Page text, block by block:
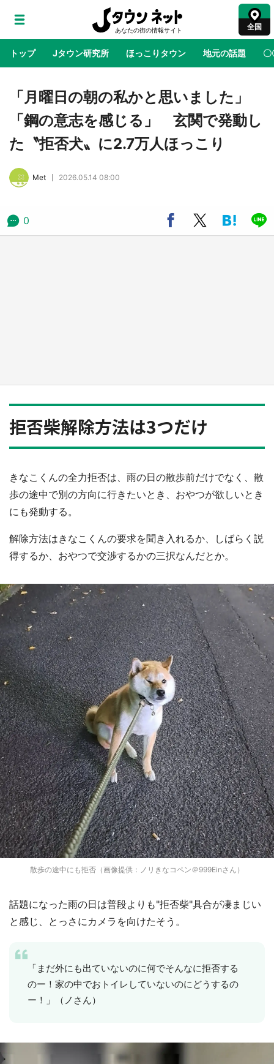
全国
トップ Jタウン研究所 ほっこりタウン 地元の話題 〇
地域×二次元 絶景 あの時はありがとう 物語がはじ
アニメ『はたらく細胞』と神奈川県の3度目コ
ラボ 作品の世界観通じて「小児がん」学べる
「月曜日の朝の私かと思いました」
「鋼の意志を感じる」 玄関で発動し
た〝拒否犬〟に2.7万人ほっこり
Met 2026.05.14 08:00
0
拒否柴解除方法は3つだけ
きなこくんの全力拒否は、雨の日の散歩前だけでなく、散
歩の途中で別の方向に行きたいとき、おやつが欲しいとき
にも発動する。
解除方法はきなこくんの要求を聞き入れるか、しばらく説
得するか、おやつで交渉するかの三択なんだとか。
散歩の途中にも拒否（画像提供：ノリきなコペン＠999Einさん）
話題になった雨の日は普段よりも"拒否柴"具合が凄まじい
と感じ、とっさにカメラを向けたそう。
「まだ外にも出ていないのに何でそんなに拒否する
のー！家の中でおトイレしていないのにどうするの
ー！」（ノさん）